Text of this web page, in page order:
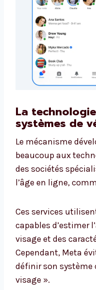
La
systèmes de
Le mécanisme
beaucoup aux
des sociétés
l’âge en ligne,
Ces services
capables d’estimer
visage et des
Cependant, Meta
définir son système
visage ».